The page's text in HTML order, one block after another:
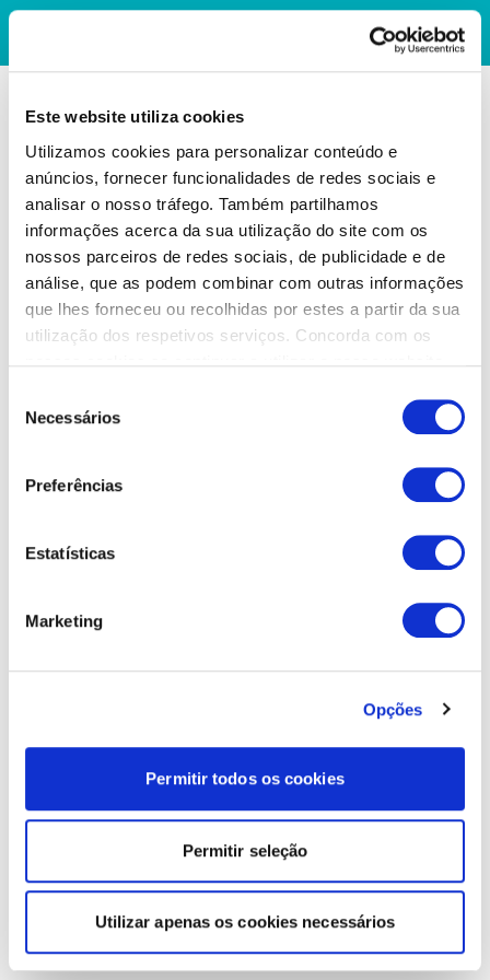
Este website utiliza cookies
Utilizamos cookies para personalizar conteúdo e
anúncios, fornecer funcionalidades de redes sociais e
analisar o nosso tráfego. Também partilhamos
informações acerca da sua utilização do site com os
nossos parceiros de redes sociais, de publicidade e de
análise, que as podem combinar com outras informações
que lhes forneceu ou recolhidas por estes a partir da sua
utilização dos respetivos serviços. Concorda com os
Necessários
Preferências
Estatísticas
Marketing
Opções
Permitir todos os cookies
Permitir seleção
Utilizar apenas os cookies necessários